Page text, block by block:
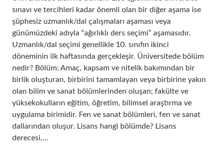
sınavı ve tercihleri ​​kadar önemli olan bir diğer aşama ise
şüphesiz uzmanlık/dal çalışmaları aşaması veya
günümüzdeki adıyla “ağırlıklı ders seçimi” aşamasıdır.
Uzmanlık/dal seçimi genellikle 10. sınıfın ikinci
döneminin ilk haftasında gerçekleşir. Üniversitede bölüm
nedir? Bölüm: Amaç, kapsam ve nitelik bakımından bir
birlik oluşturan, birbirini tamamlayan veya birbirine yakın
olan bilim ve sanat bölümlerinden oluşan; fakülte ve
yüksekokulların eğitim, öğretim, bilimsel araştırma ve
uygulama birimidir. Fen ve sanat bölümleri, fen ve sanat
dallarından oluşur. Lisans hangi bölümde? Lisans
derecesi,…